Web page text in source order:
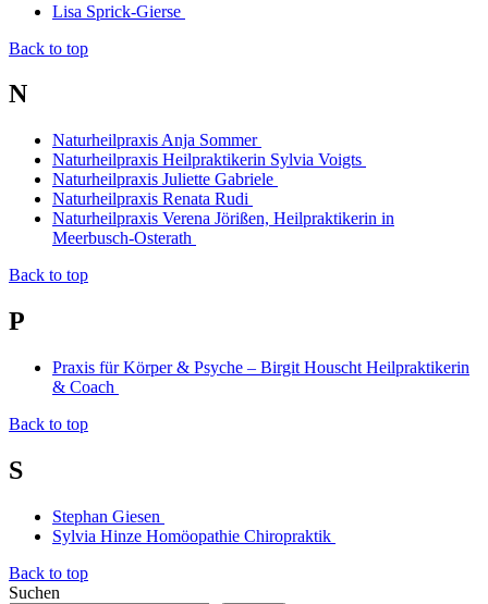
Lisa Sprick-Gierse
Back to top
N
Naturheilpraxis Anja Sommer
Naturheilpraxis Heilpraktikerin Sylvia Voigts
Naturheilpraxis Juliette Gabriele
Naturheilpraxis Renata Rudi
Naturheilpraxis Verena Jörißen, Heilpraktikerin in
Meerbusch-Osterath
Back to top
P
Praxis für Körper & Psyche – Birgit Houscht Heilpraktikerin
& Coach
Back to top
S
Stephan Giesen
Sylvia Hinze Homöopathie Chiropraktik
Back to top
Suchen